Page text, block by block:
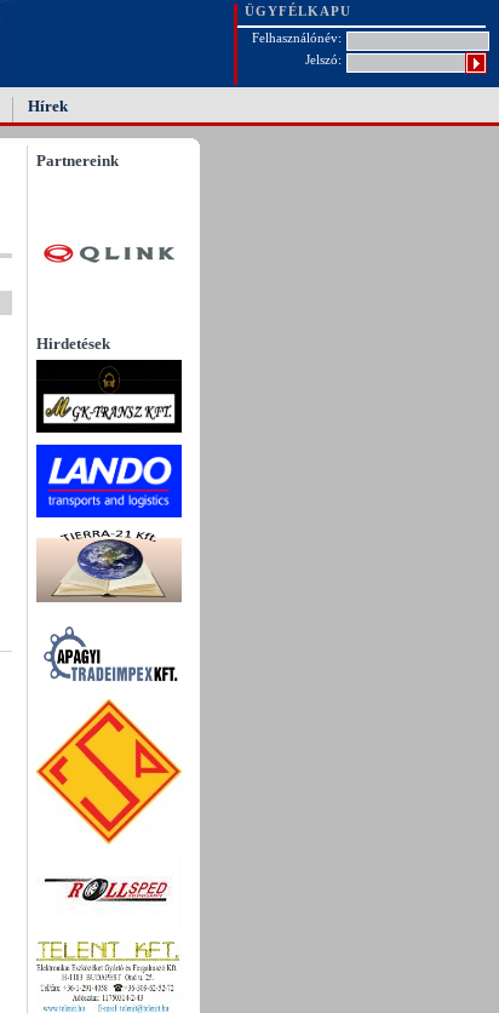
ÜGYFÉLKAPU
Felhasználónév:
Jelszó:
Hírek
Partnereink
Hirdetések